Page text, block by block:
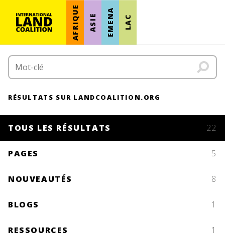
AFRIQUE ASIE EMENA LAC
RÉSULTATS SUR LANDCOALITION.ORG
TOUS LES RÉSULTATS 22
PAGES 5
NOUVEAUTÉS 8
BLOGS 1
RESSOURCES 1